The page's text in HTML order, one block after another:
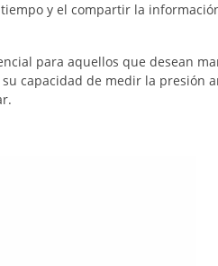
y el compartir la
para aquellos que desean
capacidad de medir la presión